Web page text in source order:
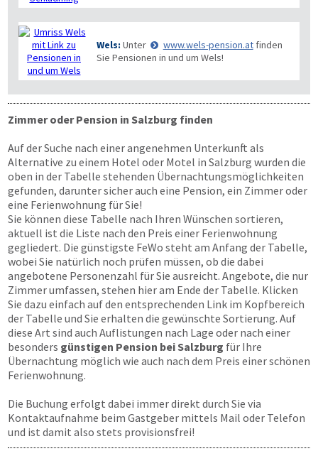
Wels: Unter www.wels-pension.atfinden
Sie Pensionen in und um Wels!
Zimmer oder Pension in Salzburg finden
Auf der Suche nach einer angenehmen Unterkunft als
Alternative zu einem Hotel oder Motel in Salzburg wurden die
oben in der Tabelle stehenden Übernachtungsmöglichkeiten
gefunden, darunter sicher auch eine Pension, ein Zimmer oder
eine Ferienwohnung für Sie!
Sie können diese Tabelle nach Ihren Wünschen sortieren,
aktuell ist die Liste nach den Preis einer Ferienwohnung
gegliedert. Die günstigste FeWo steht am Anfang der Tabelle,
wobei Sie natürlich noch prüfen müssen, ob die dabei
angebotene Personenzahl für Sie ausreicht. Angebote, die nur
Zimmer umfassen, stehen hier am Ende der Tabelle. Klicken
Sie dazu einfach auf den entsprechenden Link im Kopfbereich
der Tabelle und Sie erhalten die gewünschte Sortierung. Auf
diese Art sind auch Auflistungen nach Lage oder nach einer
besonders günstigen Pension bei Salzburg für Ihre
Übernachtung möglich wie auch nach dem Preis einer schönen
Ferienwohnung.
Die Buchung erfolgt dabei immer direkt durch Sie via
Kontaktaufnahme beim Gastgeber mittels Mail oder Telefon
und ist damit also stets provisionsfrei!